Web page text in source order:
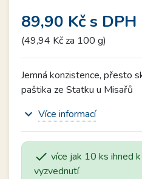
89,90 Kčs DPH
(49,94 Kč za 100 g)
Jemná konzistence, přesto
paštika ze Statku u Misařů
expand_more Více informací
 více jak 10 ks ihned
vyzvednutí